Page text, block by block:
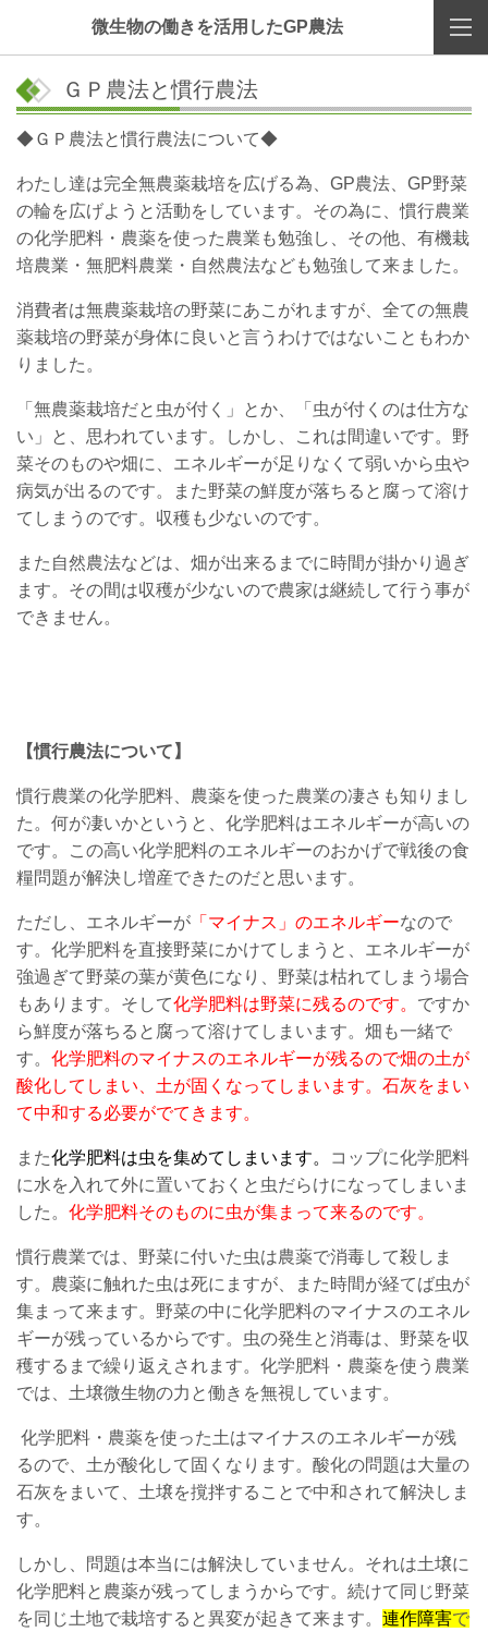
微生物の働きを活用したGP農法
ＧＰ農法と慣行農法
◆ＧＰ農法と慣行農法について◆
わたし達は完全無農薬栽培を広げる為、GP農法、GP野菜
の輪を広げようと活動をしています。その為に、慣行農業
の化学肥料・農薬を使った農業も勉強し、その他、有機栽
培農業・無肥料農業・自然農法なども勉強して来ました。
消費者は無農薬栽培の野菜にあこがれますが、全ての無農
薬栽培の野菜が身体に良いと言うわけではないこともわか
りました。
「無農薬栽培だと虫が付く」とか、「虫が付くのは仕方な
い」と、思われています。しかし、これは間違いです。野
菜そのものや畑に、エネルギーが足りなくて弱いから虫や
病気が出るのです。また野菜の鮮度が落ちると腐って溶け
てしまうのです。収穫も少ないのです。
また自然農法などは、畑が出来るまでに時間が掛かり過ぎ
ます。その間は収穫が少ないので農家は継続して行う事が
できません。
【慣行農法について】
慣行農業の化学肥料、農薬を使った農業の凄さも知りまし
た。何が凄いかというと、化学肥料はエネルギーが高いの
です。この高い化学肥料のエネルギーのおかげで戦後の食
糧問題が解決し増産できたのだと思います。
ただし、エネルギーが 「マイナス」のエネルギーなので
す。化学肥料を直接野菜にかけてしまうと、エネルギーが
強過ぎて野菜の葉が黄色になり、野菜は枯れてしまう場合
もあります。そして化学肥料は野菜に残るのです。 ですか
ら鮮度が落ちると腐って溶けてしまいます。畑も一緒で
す。 化学肥料のマイナスのエネルギーが残るので畑の土が
酸化してしまい、土が固くなってしまいます。石灰をまい
て中和する必要がでてきます。
また化学肥料は虫を集めてしまいます。
コップに化学肥料
に水を入れて外に置いておくと虫だらけになってしまいま
した。 化学肥料そのものに虫が集まって来るのです。
慣行農業では、野菜に付いた虫は農薬で消毒して殺しま
す。農薬に触れた虫は死にますが、また時間が経てば虫が
集まって来ます。野菜の中に化学肥料のマイナスのエネル
ギーが残っているからです。虫の発生と消毒は、野菜を収
穫するまで繰り返えされます。化学肥料・農薬を使う農業
では、土壌微生物の力と働きを無視しています。
化学肥料・農薬を使った土はマイナスのエネルギーが残
るので、土が酸化して固くなります。酸化の問題は大量の
石灰をまいて、土壌を撹拌することで中和されて解決しま
す。
しかし、問題は本当には解決していません。それは土壌に
化学肥料と農薬が残ってしまうからです。続けて同じ野菜
を同じ土地で栽培すると異変が起きて来ます。 連作障害で